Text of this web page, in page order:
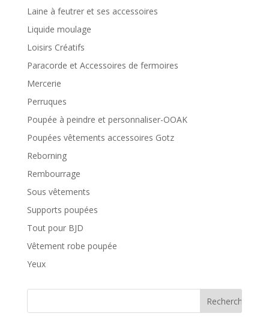
Laine à feutrer et ses accessoires
Liquide moulage
Loisirs Créatifs
Paracorde et Accessoires de fermoires
Mercerie
Perruques
Poupée à peindre et personnaliser-OOAK
Poupées vêtements accessoires Gotz
Reborning
Rembourrage
Sous vêtements
Supports poupées
Tout pour BJD
Vêtement robe poupée
Yeux